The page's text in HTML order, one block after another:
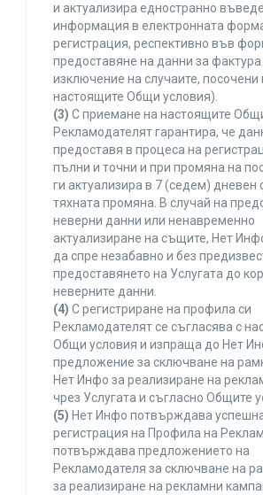
и актуализира едностранно
информация в електронната
регистрация, респективно във
предоставяне на данни за фактура
изключение на случаите, посочени
настоящите Общи условия).
(3) С приемане на настоящите
Рекламодателят гарантира, че
предоставя в процеса на
пълни и точни и при промяна на
ги актуализира в 7 (седем) дневен
тяхната промяна. В случай на
неверни данни или ненавременно
актуализиране на същите, Нет
да спре незабавно и без
предоставянето на Услугата до
неверните данни.
(4) С регистриране на профила си
Рекламодателят се съгласява с
Общи условия и изпраща до Нет
предложение за сключване на
Нет Инфо за реализиране на
чрез Услугата и съгласно Общите
(5) Нет Инфо потвърждава
регистрация на Профила на
потвърждава предложението на
Рекламодателя за сключване на
за реализиране на рекламни